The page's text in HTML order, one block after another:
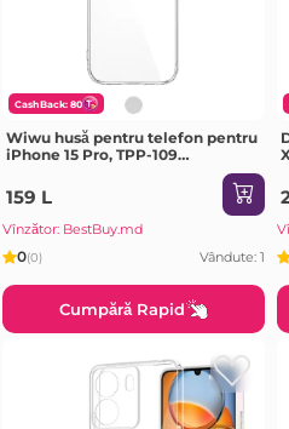
CashBack: 80
Wiwu husă pentru telefon pentru
iPhone 15 Pro, TPP-109
159 L
Vînzător: BestBuy.md
0(0) Vândute: 1
Cumpără Rapid